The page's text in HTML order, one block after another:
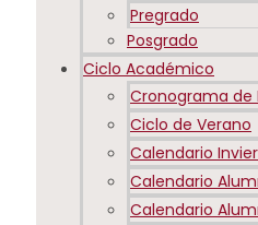
Pregrado
Posgrado
Ciclo Académico
Cronograma de
Ciclo de Verano
Calendario
Calendario
Calendario